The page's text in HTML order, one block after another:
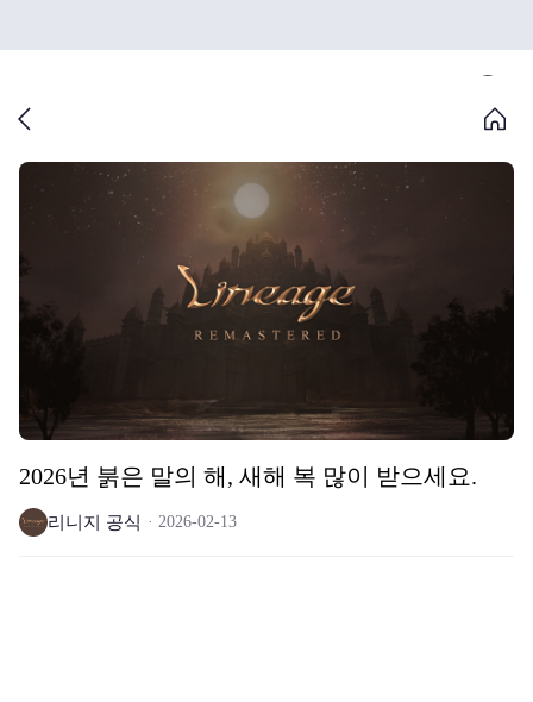
2026년 붉은 말의 해, 새해 복 많이 받으세요.
리니지 공식 2026-02-13